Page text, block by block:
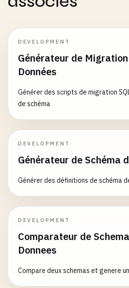
DEVELOPMENT
Générateur de
Données
Générer des scripts de migration
de schéma
DEVELOPMENT
Générateur de Schéma
Générer des définitions de schéma
DEVELOPMENT
Comparateur de
Donnees
Compare deux schemas et genere